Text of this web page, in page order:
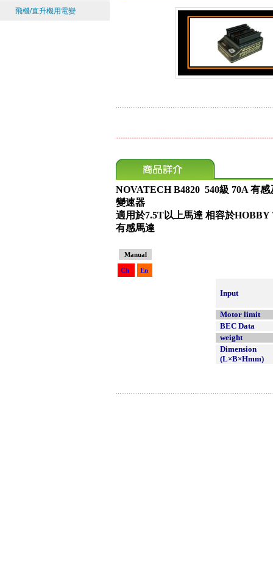
飛機/直升機用電變
NOVATECH B4820 540級 70A 有
變速器
適用於7.5T以上馬達 相容於
有感馬達
Manual
Ch En
Input
Motor limit
BEC Data
weight
Dimension
(L×B×Hmm)